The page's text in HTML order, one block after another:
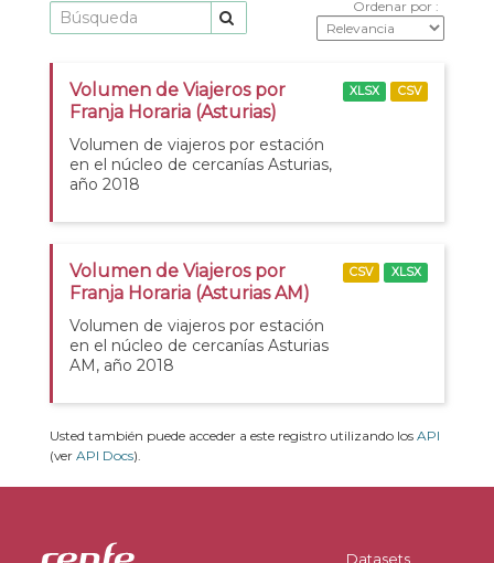
Ordenar por
Volumen de Viajeros por
Franja Horaria (Asturias)
Volumen de viajeros por estación
en el núcleo de cercanías Asturias,
año 2018
XLSX CSV
Volumen de Viajeros por
Franja Horaria (Asturias AM)
Volumen de viajeros por estación
en el núcleo de cercanías Asturias
AM, año 2018
CSV XLSX
Usted también puede acceder a este registro utilizando los API
(ver API Docs).
Datasets